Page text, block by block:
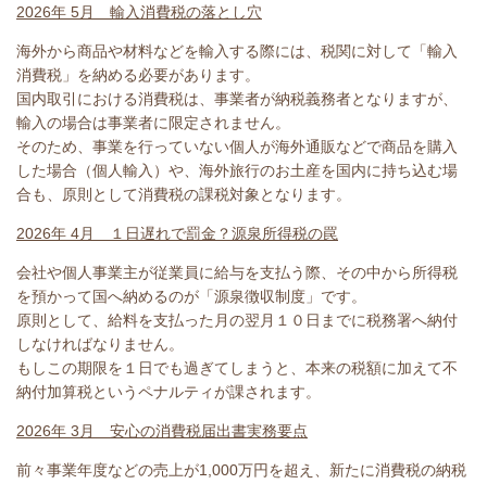
2026年 5月 輸入消費税の落とし穴
海外から商品や材料などを輸入する際には、税関に対して「輸入
消費税」を納める必要があります。
国内取引における消費税は、事業者が納税義務者となりますが、
輸入の場合は事業者に限定されません。
そのため、事業を行っていない個人が海外通販などで商品を購入
した場合（個人輸入）や、海外旅行のお土産を国内に持ち込む場
合も、原則として消費税の課税対象となります。
2026年 4月 １日遅れで罰金？源泉所得税の罠
会社や個人事業主が従業員に給与を支払う際、その中から所得税
を預かって国へ納めるのが「源泉徴収制度」です。
原則として、給料を支払った月の翌月１０日までに税務署へ納付
しなければなりません。
もしこの期限を１日でも過ぎてしまうと、本来の税額に加えて不
納付加算税というペナルティが課されます。
2026年 3月 安心の消費税届出書実務要点
前々事業年度などの売上が1,000万円を超え、新たに消費税の納税